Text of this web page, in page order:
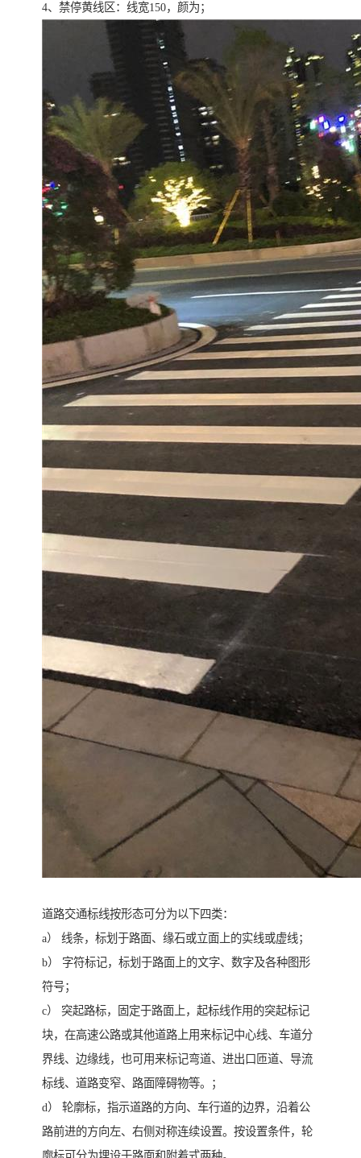
4、禁停黄线区：线宽150，颜为；
道路交通标线按形态可分为以下四类：
a） 线条，标划于路面、缘石或立面上的实线或虚线；
b） 字符标记，标划于路面上的文字、数字及各种图形
符号；
c） 突起路标，固定于路面上，起标线作用的突起标记
块，在高速公路或其他道路上用来标记中心线、车道分
界线、边缘线，也可用来标记弯道、进出口匝道、导流
标线、道路变窄、路面障碍物等。；
d） 轮廓标，指示道路的方向、车行道的边界，沿着公
路前进的方向左、右侧对称连续设置。按设置条件，轮